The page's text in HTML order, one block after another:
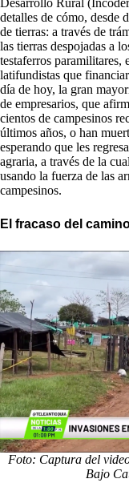
Desarrollo Rural
detalles de cómo, desde
de tierras: a través de
las tierras despojadas a
testaferros paramilitares,
latifundistas que
día de hoy, la gran
de empresarios, que
cientos de campesinos
últimos años, o han
esperando que les
agraria, a través de la
usando la fuerza de las
campesinos.
El fracaso del
Foto: Captura del
Bajo